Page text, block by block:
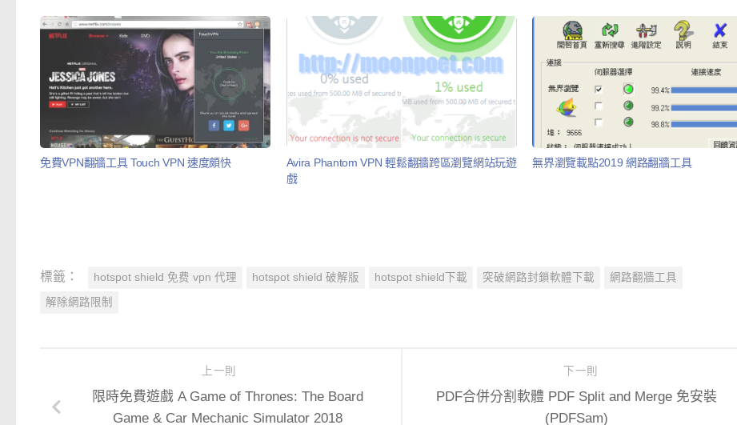
免費VPN翻牆工具 Touch VPN 速度頗快
Avira Phantom VPN 輕鬆翻牆跨區瀏覽網站玩遊
戲
無界瀏覽載點2019 網路翻牆工具
標籤： hotspot shield 免费 vpn 代理 hotspot shield 破解版 hotspot shield下載 突破網路封鎖軟體下載 網路翻牆工具
解除網路限制
下一則
PDF合併分割軟體 PDF Split and Merge 免安裝
(PDFSam)
上一則
限時免費遊戲 A Game of Thrones: The Board
Game & Car Mechanic Simulator 2018